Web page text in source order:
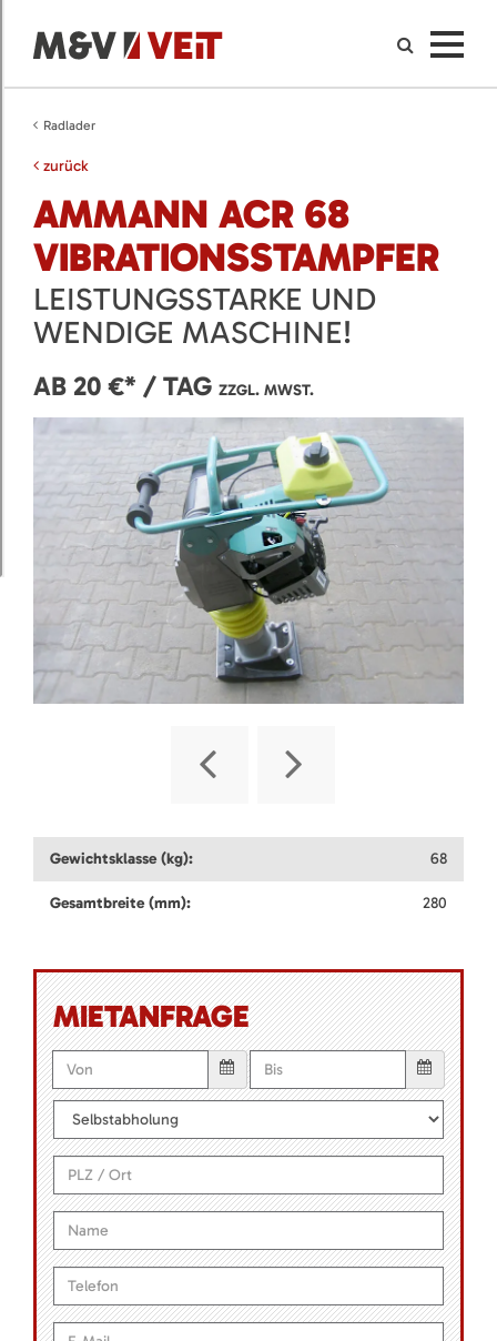
Radlader
zurück
AMMANN ACR 68
VIBRATIONSSTAMPFER
LEISTUNGSSTARKE UND
WENDIGE MASCHINE!
AB 20 €* / TAG ZZGL. MWST.
Gewichtsklasse (kg): 68
Gesamtbreite (mm): 280
MIETANFRAGE